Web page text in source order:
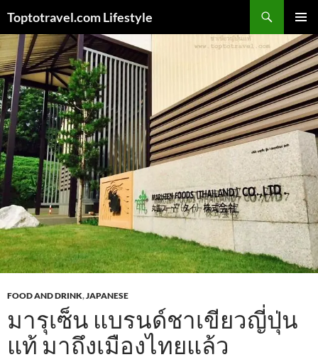
content
Toptotravel.com Lifestyle
MENU
FOOD AND DRINK,JAPANESE
มารุเซ็น แบรนด์ชาเขียวญี่ปุ่น
แท้ มาถึงเมืองไทยแล้ว